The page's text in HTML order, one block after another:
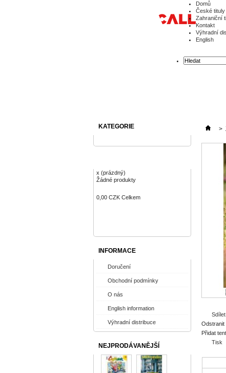
Domů
České tituly
Zahraniční
Kontakt
Výhradní
English
KATEGORIE
x (prázdný)
Žádné produkty
0,00 CZK Celkem
INFORMACE
Doručení
Obchodní podmínky
O nás
English information
Výhradní distribuce
NEJPRODÁVANĚJŠÍ
>
Odstranit
Přidat
Tisk